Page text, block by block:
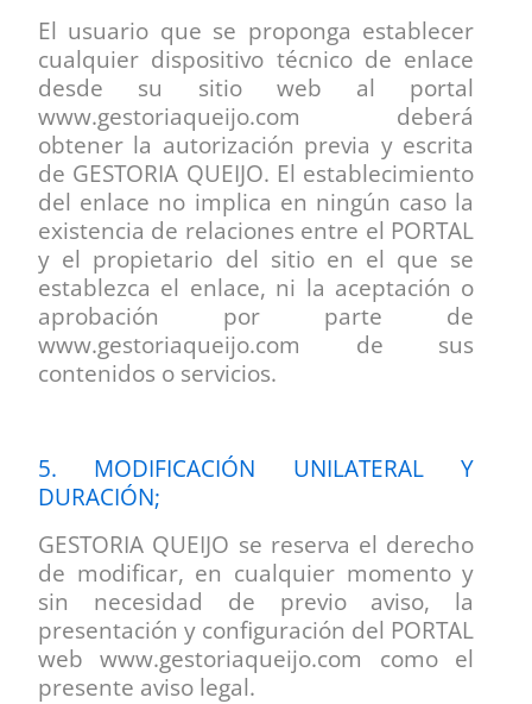
El usuario que se proponga establecer
cualquier dispositivo técnico de enlace
desde su sitio web al portal
www.gestoriaqueijo.com deberá
obtener la autorización previa y escrita
de GESTORIA QUEIJO. El establecimiento
del enlace no implica en ningún caso la
existencia de relaciones entre el PORTAL
y el propietario del sitio en el que se
establezca el enlace, ni la aceptación o
aprobación por parte de
www.gestoriaqueijo.com de sus
contenidos o servicios.
5. MODIFICACIÓN UNILATERAL Y
DURACIÓN;
GESTORIA QUEIJO se reserva el derecho
de modificar, en cualquier momento y
sin necesidad de previo aviso, la
presentación y configuración del PORTAL
web www.gestoriaqueijo.com como el
presente aviso legal.